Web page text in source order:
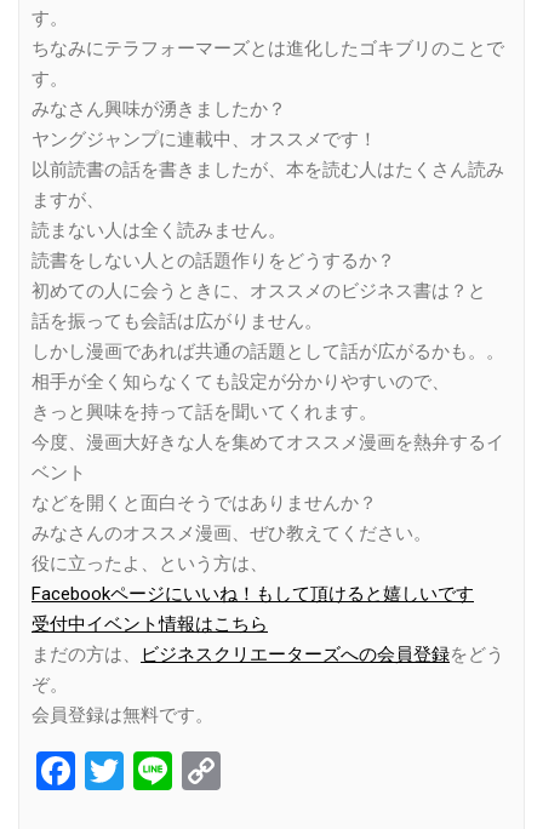
す。
ちなみにテラフォーマーズとは進化したゴキブリのことで
す。
みなさん興味が湧きましたか？
ヤングジャンプに連載中、オススメです！
以前読書の話を書きましたが、本を読む人はたくさん読み
ますが、
読まない人は全く読みません。
読書をしない人との話題作りをどうするか？
初めての人に会うときに、オススメのビジネス書は？と
話を振っても会話は広がりません。
しかし漫画であれば共通の話題として話が広がるかも。。
相手が全く知らなくても設定が分かりやすいので、
きっと興味を持って話を聞いてくれます。
今度、漫画大好きな人を集めてオススメ漫画を熱弁するイ
ベント
などを開くと面白そうではありませんか？
みなさんのオススメ漫画、ぜひ教えてください。
役に立ったよ、という方は、
Facebookページにいいね！もして頂けると嬉しいです
受付中イベント情報はこちら
まだの方は、
ビジネスクリエーターズへの会員登録をどう
ぞ。
会員登録は無料です。
Facebook
Twitter
Line